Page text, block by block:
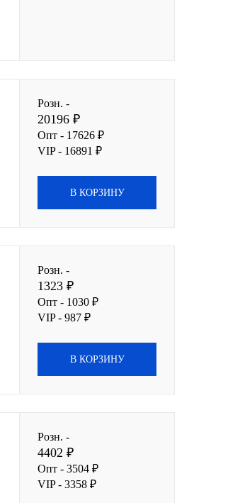
Розн. -
20196 ₽
Опт - 17626 ₽
VIP - 16891 ₽
В КОРЗИНУ
Розн. -
1323 ₽
Опт - 1030 ₽
VIP - 987 ₽
В КОРЗИНУ
Розн. -
4402 ₽
Опт - 3504 ₽
VIP - 3358 ₽